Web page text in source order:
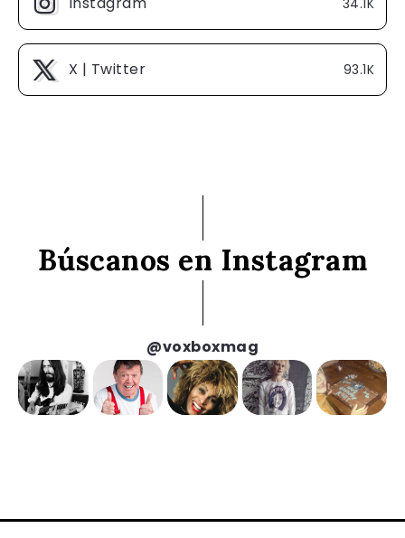
34.1K
X | Twitter 93.1K
Búscanos en Instagram
@voxboxmag